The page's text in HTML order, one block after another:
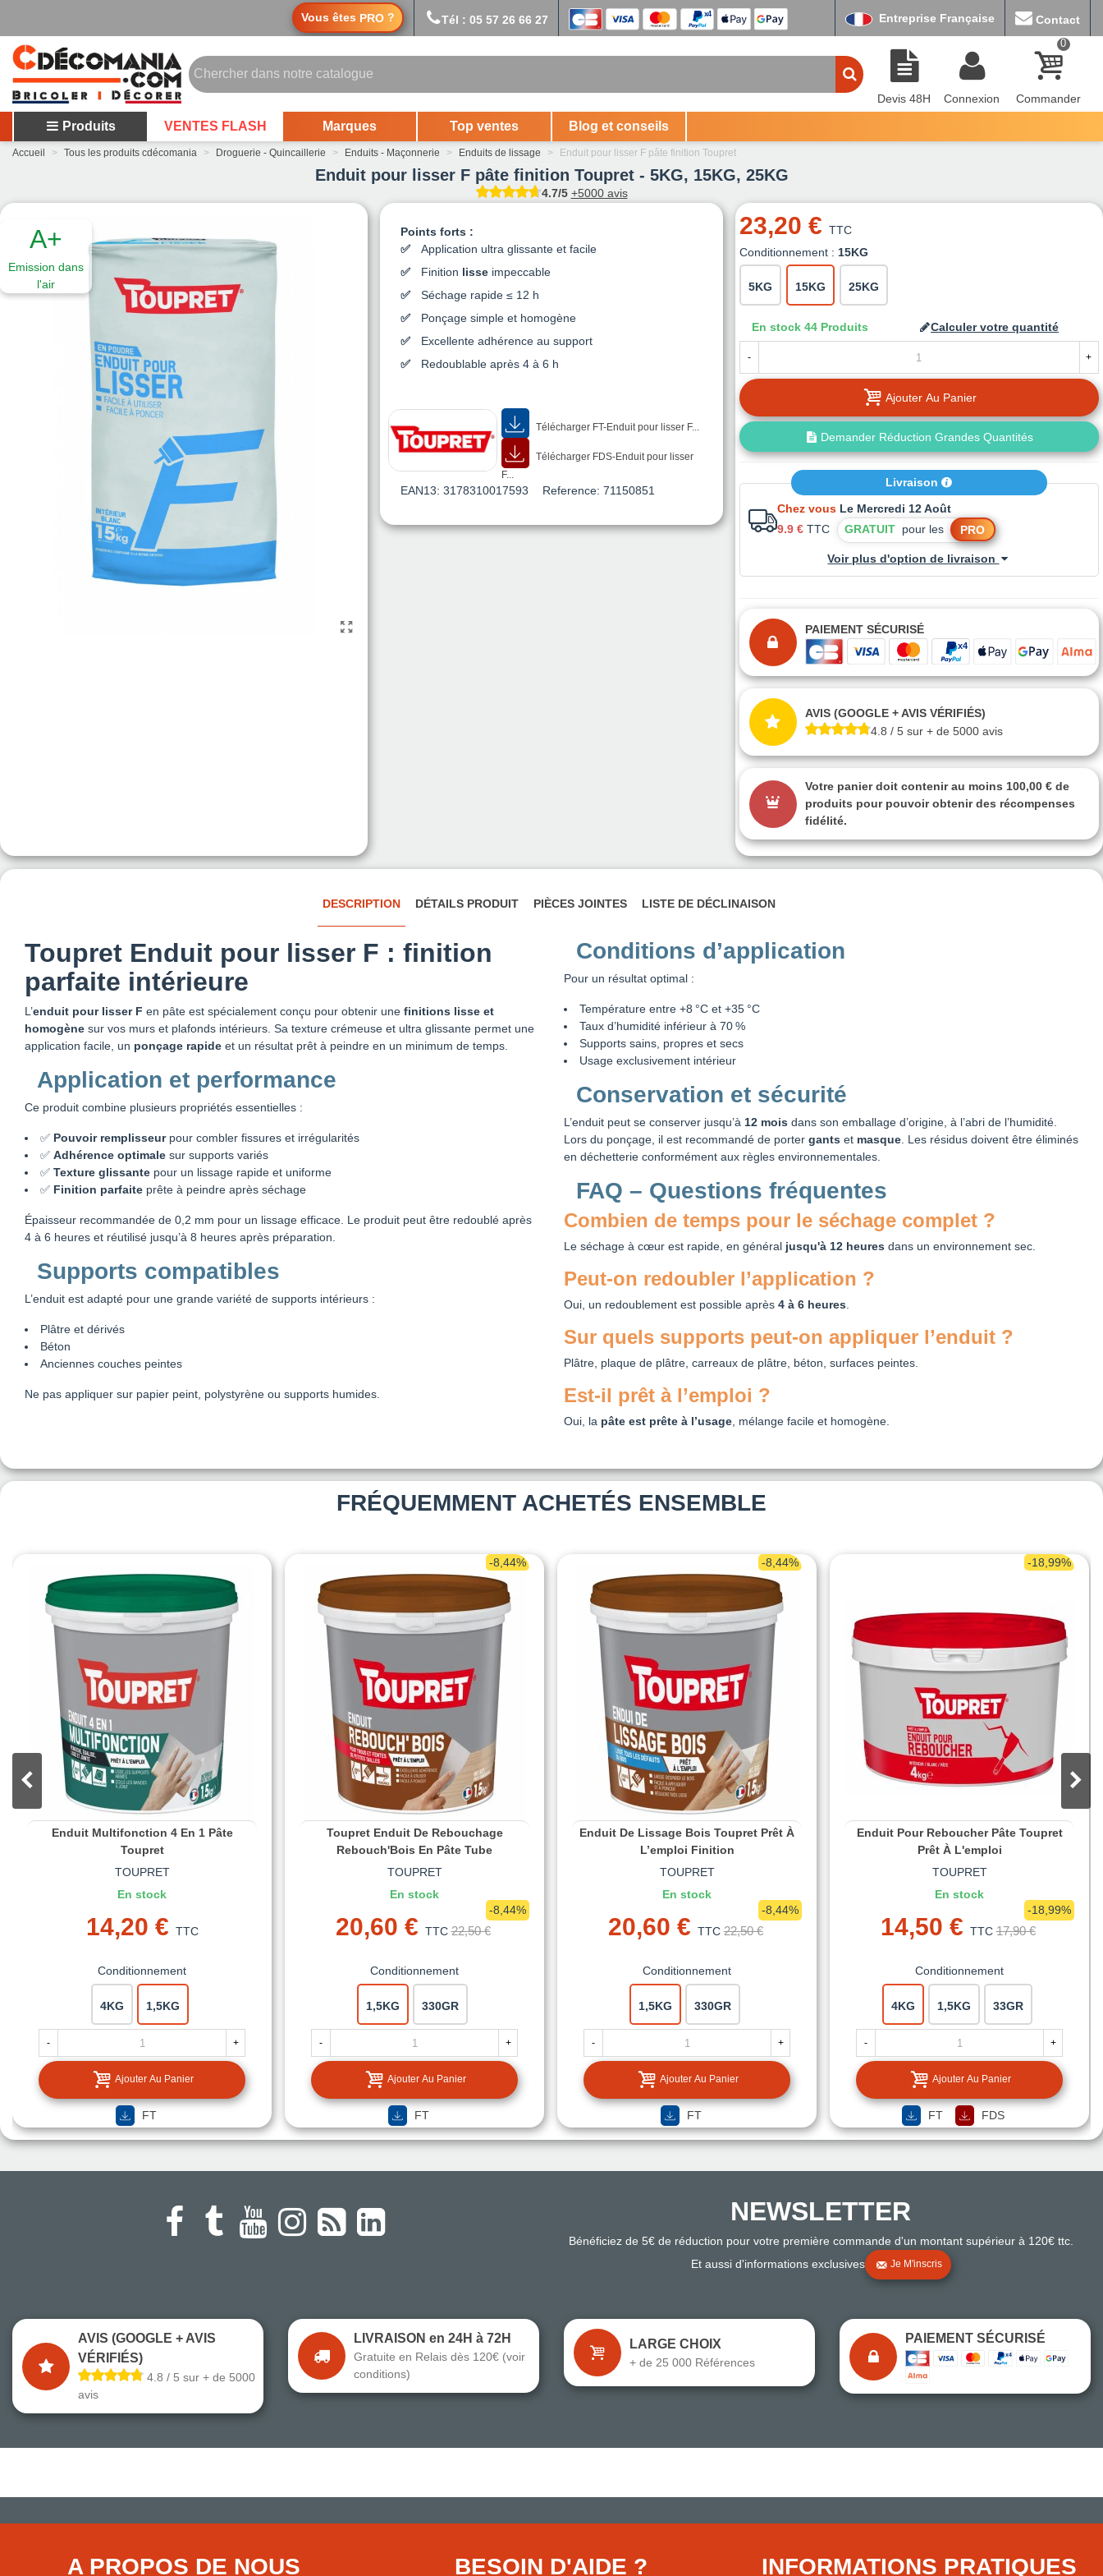
Vous êtes PRO ? Tél : 05 57 26 66 27 Entreprise Française Contact
Devis 48H Connexion
0
Commander
Produits VENTES FLASH Marques Top ventes Blog et conseils
Accueil > Tous les produits cdécomania > Droguerie - Quincaillerie > Enduits - Maçonnerie > Enduits de lissage > Enduit pour lisser F pâte finition Toupret
Enduit pour lisser F pâte finition Toupret - 5KG, 15KG, 25KG
4.7/5 +5000 avis
A+
Emission dans
l'air
Points forts :
Application ultra glissante et facile
Finition lisseimpeccable
Séchage rapide ≤ 12 h
Ponçage simple et homogène
Excellente adhérence au support
Redoublable après 4 à 6 h
Télécharger FT-Enduit pour lisser F...
Télécharger FDS-Enduit pour lisser
F...
EAN13: 3178310017593 Reference: 71150851
23,20 € TTC
Conditionnement : 15KG
5KG 15KG 25KG
En stock 44 Produits Calculer votre quantité
- +
Ajouter Au Panier
Demander Réduction Grandes Quantités
Livraison
Chez vous Le Mercredi 12 Août
9.9 € TTC GRATUITpour les PRO
Voir plus d'option de livraison
PAIEMENT SÉCURISÉ
AVIS (GOOGLE + AVIS VÉRIFIÉS)
4.8 / 5 sur + de 5000 avis
Votre panier doit contenir au moins 100,00 € de
produits pour pouvoir obtenir des récompenses
fidélité.
DESCRIPTION DÉTAILS PRODUIT PIÈCES JOINTES LISTE DE DÉCLINAISON
Toupret Enduit pour lisser F : finition
parfaite intérieure
L’enduit pour lisser F en pâte est spécialement conçu pour obtenir une finitions lisse et
homogène sur vos murs et plafonds intérieurs. Sa texture crémeuse et ultra glissante permet une
application facile, un ponçage rapide et un résultat prêt à peindre en un minimum de temps.
Application et performance
Ce produit combine plusieurs propriétés essentielles :
✅ Pouvoir remplisseurpour combler fissures et irrégularités
✅ Adhérence optimale sur supports variés
✅ Texture glissante pour un lissage rapide et uniforme
✅ Finition parfaite prête à peindre après séchage
Épaisseur recommandée de 0,2 mm pour un lissage efficace. Le produit peut être redoublé après
4 à 6 heures et réutilisé jusqu’à 8 heures après préparation.
Supports compatibles
L’enduit est adapté pour une grande variété de supports intérieurs :
Plâtre et dérivés
Béton
Anciennes couches peintes
Ne pas appliquer sur papier peint, polystyrène ou supports humides.
Conditions d’application
Pour un résultat optimal :
Température entre +8 °C et +35 °C
Taux d’humidité inférieur à 70 %
Supports sains, propres et secs
Usage exclusivement intérieur
Conservation et sécurité
L’enduit peut se conserver jusqu’à 12 mois dans son emballage d’origine, à l’abri de l’humidité.
Lors du ponçage, il est recommandé de porter gants et masque. Les résidus doivent être éliminés
en déchetterie conformément aux règles environnementales.
FAQ – Questions fréquentes
Combien de temps pour le séchage complet ?
Le séchage à cœur est rapide, en général jusqu'à 12 heures dans un environnement sec.
Peut-on redoubler l’application ?
Oui, un redoublement est possible après 4 à 6 heures.
Sur quels supports peut-on appliquer l’enduit ?
Plâtre, plaque de plâtre, carreaux de plâtre, béton, surfaces peintes.
Est-il prêt à l’emploi ?
Oui, la pâte est prête à l’usage, mélange facile et homogène.
FRÉQUEMMENT ACHETÉS ENSEMBLE
Enduit Multifonction 4 En 1 Pâte
Toupret
TOUPRET
En stock
14,20 € TTC
Conditionnement
4KG 1,5KG
- +
Ajouter Au Panier
FT
-8,44%
Toupret Enduit De Rebouchage
Rebouch'Bois En Pâte Tube
TOUPRET
En stock
20,60 € TTC 22,50 €
-8,44%
Conditionnement
1,5KG 330GR
- +
Ajouter Au Panier
FT
-8,44%
Enduit De Lissage Bois Toupret Prêt À
L’emploi Finition
TOUPRET
En stock
20,60 € TTC 22,50 €
-8,44%
Conditionnement
1,5KG 330GR
- +
Ajouter Au Panier
FT
-18,99%
Enduit Pour Reboucher Pâte Toupret
Prêt À L'emploi
TOUPRET
En stock
14,50 € TTC 17,90 €
-18,99%
Conditionnement
4KG 1,5KG 33GR
- +
Ajouter Au Panier
FT FDS
● Exceptionnel
● Exceptionnel
NEWSLETTER
Bénéficiez de 5€ de réduction pour votre première commande d'un montant supérieur à 120€ ttc.
Et aussi d'informations exclusives
Je M'inscris
AVIS (GOOGLE + AVIS
VÉRIFIÉS)
4.8 / 5 sur + de 5000
avis
LIVRAISON en 24H à 72H
Gratuite en Relais dès 120€ (voir
conditions)
LARGE CHOIX
+ de 25 000 Références
PAIEMENT SÉCURISÉ
A PROPOS DE NOUS BESOIN D'AIDE ? INFORMATIONS PRATIQUES